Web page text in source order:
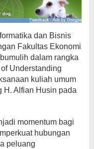
dan Bisnis
Fakultas Ekonomi
dalam rangka
Understanding
kuliah umum
H. Alfian Husin pada
momentum bagi
hubungan
peluang